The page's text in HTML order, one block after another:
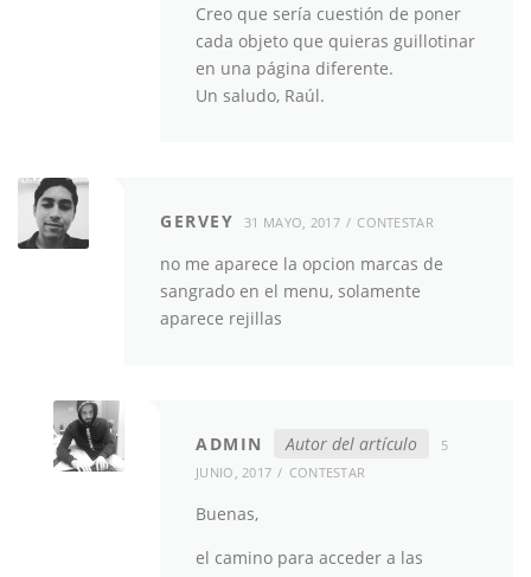
Creo que sería cuestión de poner
cada objeto que quieras guillotinar
en una página diferente.
Un saludo, Raúl.
GERVEY 31 MAYO, 2017 CONTESTAR
no me aparece la opcion marcas de
sangrado en el menu, solamente
aparece rejillas
ADMIN Autor del artículo
5
JUNIO, 2017
CONTESTAR
Buenas,
el camino para acceder a las